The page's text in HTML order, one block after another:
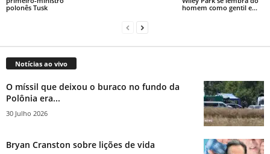
polonês Tusk
homem como gentil e...
Notícias ao vivo
O míssil que deixou o buraco no fundo da
Polônia era...
30 Julho 2026
Bryan Cranston sobre lições de vida